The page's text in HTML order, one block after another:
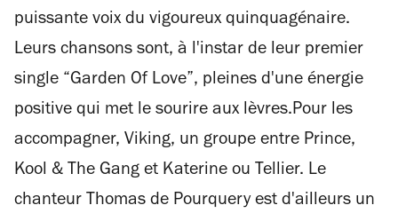
puissante voix du vigoureux quinquagénaire.
Leurs chansons sont, à l'instar de leur premier
single “Garden Of Love”, pleines d'une énergie
positive qui met le sourire aux lèvres.Pour les
accompagner, Viking, un groupe entre Prince,
Kool & The Gang et Katerine ou Tellier. Le
chanteur Thomas de Pourquery est d'ailleurs un